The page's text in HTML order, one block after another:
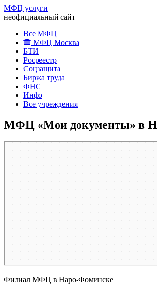
МФЦ услуги
неофициальный сайт
Все МФЦ
МФЦ Москва
БТИ
Росреестр
Соцзащита
Биржа труда
ФНС
Инфо
Все учреждения
МФЦ «Мои документы» в
Филиал МФЦ в Наро-Фоминске